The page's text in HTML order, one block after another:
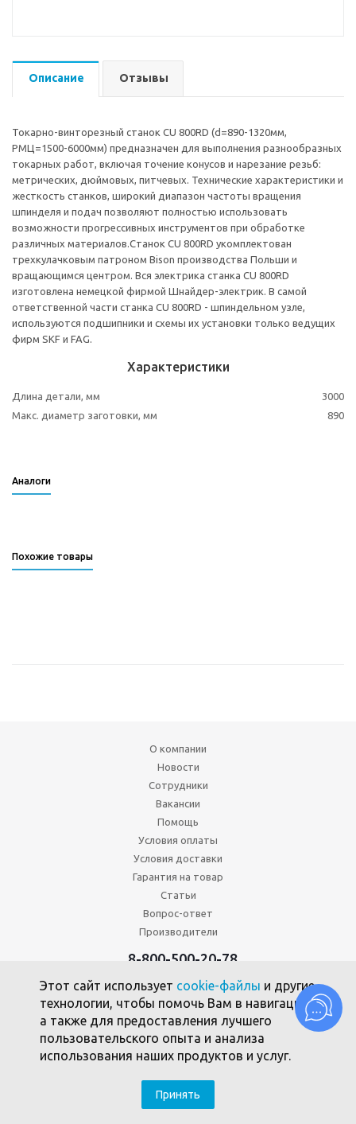
Описание Отзывы
Токарно-винторезный станок CU 800RD (d=890-1320мм,
РМЦ=1500-6000мм) предназначен для выполнения разнообразных
токарных работ, включая точение конусов и нарезание резьб:
метрических, дюймовых, питчевых. Технические характеристики и
жесткость станков, широкий диапазон частоты вращения
шпинделя и подач позволяют полностью использовать
возможности прогрессивных инструментов при обработке
различных материалов.Станок CU 800RD укомплектован
трехкулачковым патроном Bison производства Польши и
вращающимся центром. Вся электрика станка CU 800RD
изготовлена немецкой фирмой Шнайдер-электрик. В самой
ответственной части станка CU 800RD - шпиндельном узле,
используются подшипники и схемы их установки только ведущих
фирм SKF и FAG.
Характеристики
Длина детали, мм
3000
Макс. диаметр заготовки, мм
890
Аналоги
Похожие товары
О компании
Новости
Сотрудники
Вакансии
Помощь
Условия оплаты
Условия доставки
Гарантия на товар
Статьи
Вопрос-ответ
Производители
8-800-500-20-78
Политика конфиденциальности
Пользовательское соглашение
Политика использования файлов cookie
SEO-продвижение - компания Clickmedia
Этот сайт использует cookie-файлы и другие
технологии, чтобы помочь Вам в навигации,
а также для предоставления лучшего
пользовательского опыта и анализа
использования наших продуктов и услуг.
Принять